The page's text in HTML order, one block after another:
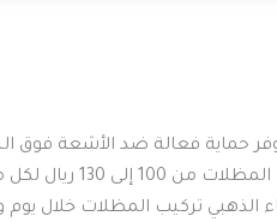
حماية فعالة ضد الأشعة فوق
130 ريال لكل متر مربع.
تركيب المظلات خلال يوم